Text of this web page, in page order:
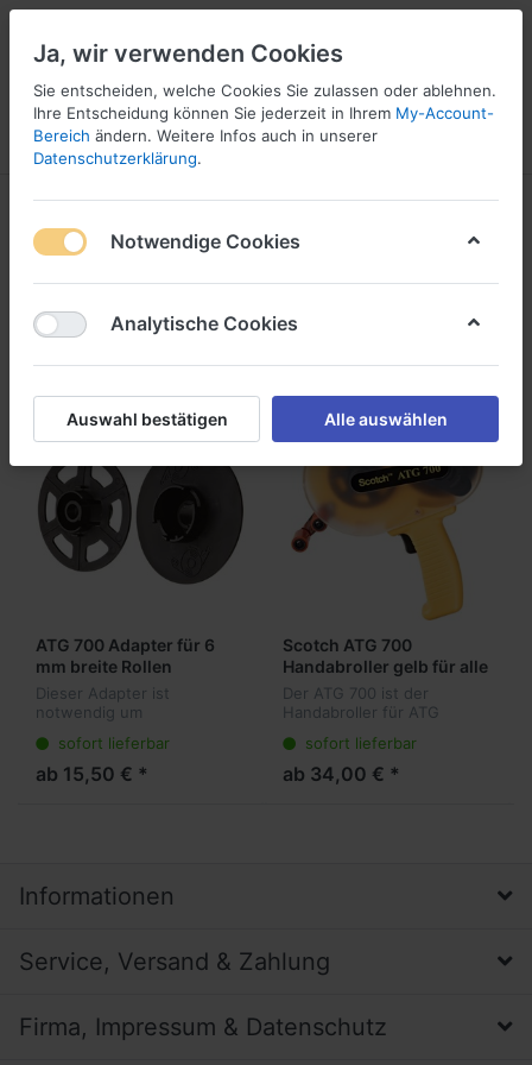
Menü Anmelden Wunschliste
1
1-2von
Filtern Sortieren
ATG 700 Adapter für 6
mm breite Rollen
Dieser Adapter ist
notwendig um
Breite 6 mm mit dem ATG
700 Handabroller zu
verarbeiten. Er ist
sofort lieferbar
ab 15,50 € *
Scotch ATG 700
Handabroller gelb für alle
ATG Rollen bis 55 m
Länge
Der ATG 700 ist der
Handabroller für ATG
Handhabung appliziert er
mühelos den trägerlosen
ATG Klebstofffilm und
sofort lieferbar
ab 34,00 € *
Informationen
Service, Versand & Zahlung
Firma, Impressum & Datenschutz
Ja, wir verwenden Cookies
Sie entscheiden, welche Cookies Sie zulassen oder ablehnen.
Ihre Entscheidung können Sie jederzeit in Ihrem My-Account-
Bereich ändern. Weitere Infos auch in unserer
Datenschutzerklärung.
Notwendige Cookies
Analytische Cookies
Auswahl bestätigen Alle auswählen